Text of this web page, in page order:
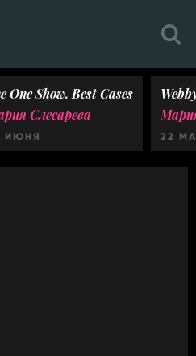
One Show. Best Cases
Слесарева
ИЮНЯ 22